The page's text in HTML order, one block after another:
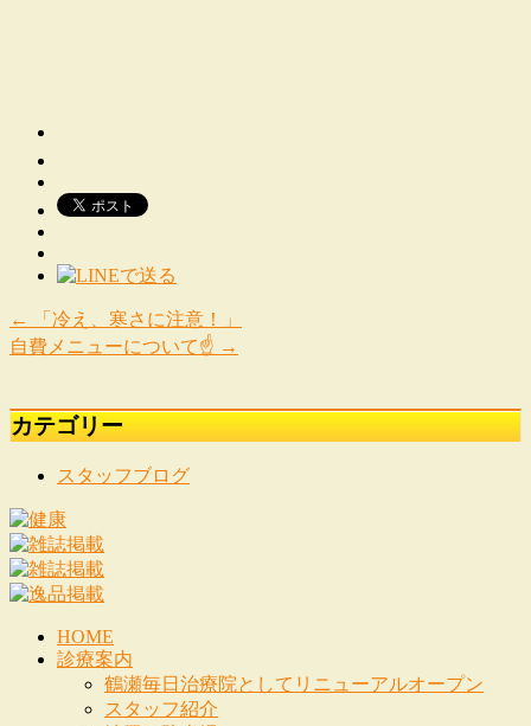
←
「冷え、寒さに注意！」
自費メニューについて☝️ →
カテゴリー
スタッフブログ
HOME
診療案内
鶴瀬毎日治療院としてリニューアルオープン
スタッフ紹介